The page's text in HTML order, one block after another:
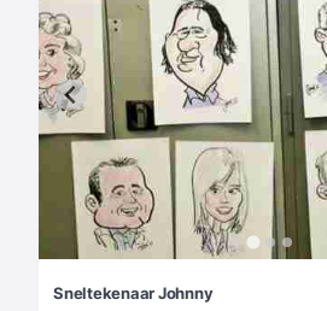
Sneltekenaar Johnny